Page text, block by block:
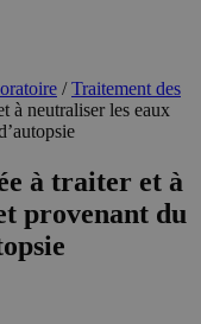
/Traitement des
à neutraliser les eaux
à traiter et à
provenant du